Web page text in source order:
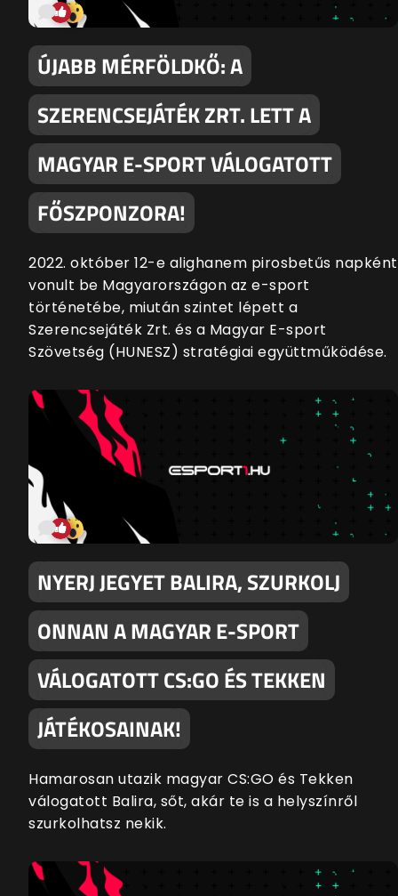
ÚJABB MÉRFÖLDKŐ: A
SZERENCSEJÁTÉK ZRT. LETT A
MAGYAR E-SPORT VÁLOGATOTT
FŐSZPONZORA!
2022. október 12-e alighanem pirosbetűs napként
vonult be Magyarországon az e-sport
történetébe, miután szintet lépett a
Szerencsejáték Zrt. és a Magyar E-sport
Szövetség (HUNESZ) stratégiai együttműködése.
NYERJ JEGYET BALIRA, SZURKOLJ
ONNAN A MAGYAR E-SPORT
VÁLOGATOTT CS:GO ÉS TEKKEN
JÁTÉKOSAINAK!
Hamarosan utazik magyar CS:GO és Tekken
válogatott Balira, sőt, akár te is a helyszínről
szurkolhatsz nekik.